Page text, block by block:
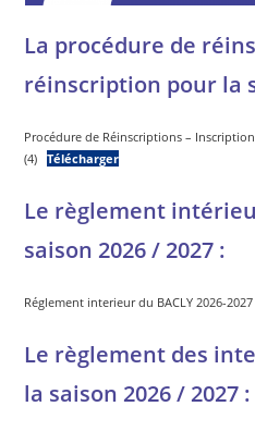
La procédure de
réinscription pour la
Procédure de Réinscriptions –
(4) Télécharger
Le règlement
saison 2026 / 2027 :
Réglement interieur du BACLY 2026-2027
Le règlement des
la saison 2026 / 2027 :